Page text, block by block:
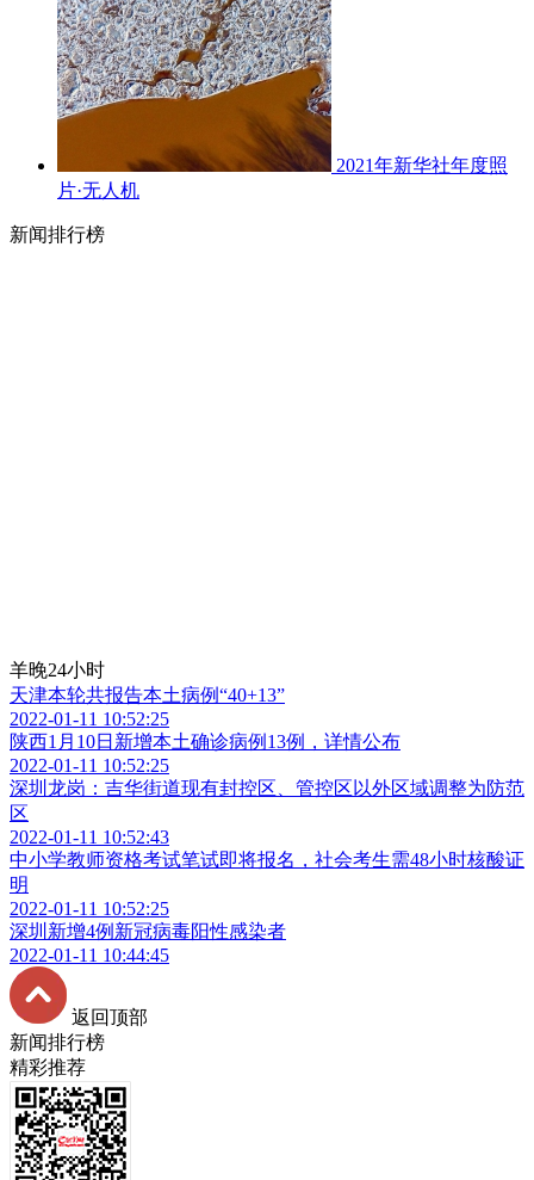
2021年新华社年度照
片·无人机
新闻排行榜
羊晚24小时
天津本轮共报告本土病例“40+13”
2022-01-11 10:52:25
陕西1月10日新增本土确诊病例13例，详情公布
2022-01-11 10:52:25
深圳龙岗：吉华街道现有封控区、管控区以外区域调整为防范
区
2022-01-11 10:52:43
中小学教师资格考试笔试即将报名，社会考生需48小时核酸证
明
2022-01-11 10:52:25
深圳新增4例新冠病毒阳性感染者
2022-01-11 10:44:45
返回顶部
新闻排行榜
精彩推荐